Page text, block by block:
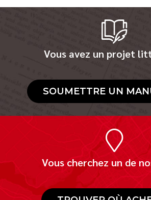
Vous avez un projet
SOUMETTRE UN
Vous cherchez un de